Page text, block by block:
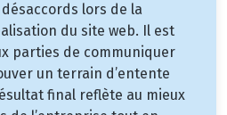
lors de la
du site web. Il est
parties de communiquer
un terrain d’entente
final reflète au mieux